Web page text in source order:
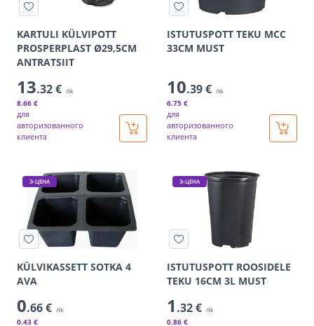
KARTULI KÜLVIPOTT
PROSPERPLAST Ø29,5CM
ANTRATSIIT
13.32 € /tk
8.66 €
для
авторизованного
клиента
ISTUTUSPOTT TEKU MCC
33CM MUST
10.39 € /tk
6.75 €
для
авторизованного
клиента
Э-ЦЕНА
KÜLVIKASSETT SOTKA 4
AVA
0.66 € /tk
0.43 €
Э-ЦЕНА
ISTUTUSPOTT ROOSIDELE
TEKU 16CM 3L MUST
1 .32 € /tk
0.86 €